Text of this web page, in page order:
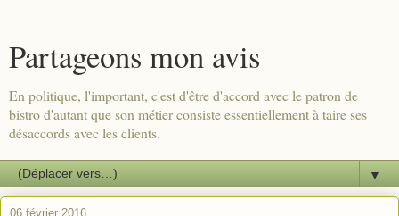
Partageons mon avis
En politique, l'important, c'est d'être d'accord avec le patron de
bistro d'autant que son métier consiste essentiellement à taire ses
désaccords avec les clients.
▼
06 février 2016